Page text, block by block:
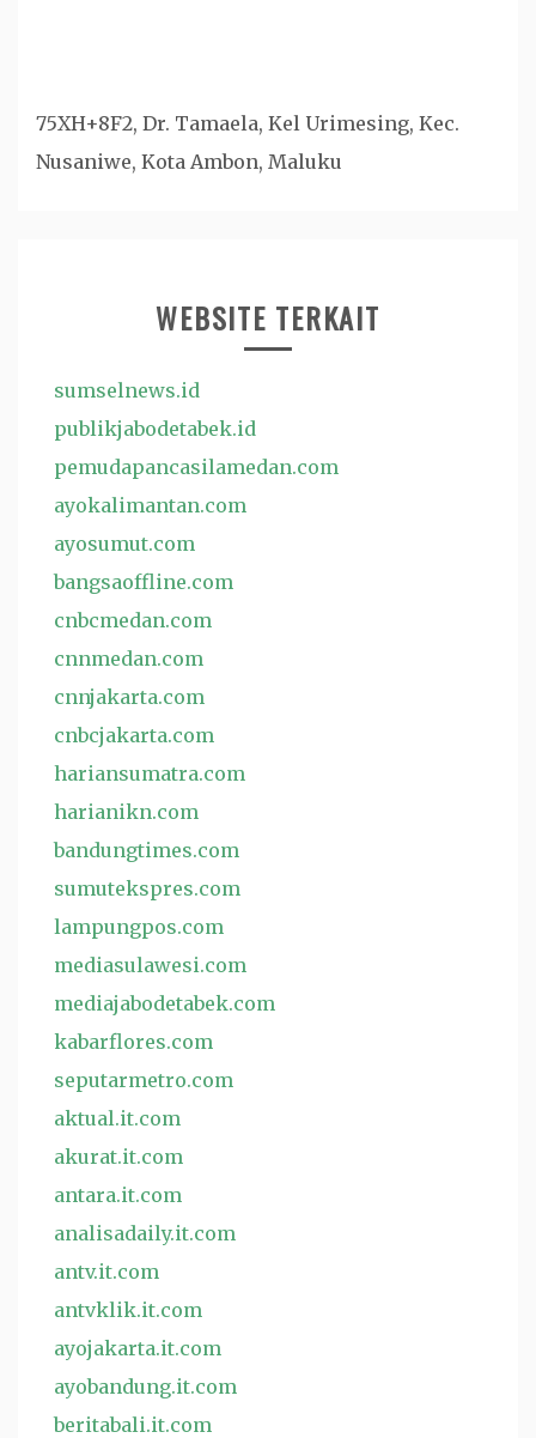
75XH+8F2, Dr. Tamaela, Kel Urimesing, Kec.
Nusaniwe, Kota Ambon, Maluku
WEBSITE TERKAIT
sumselnews.id
publikjabodetabek.id
pemudapancasilamedan.com
ayokalimantan.com
ayosumut.com
bangsaoffline.com
cnbcmedan.com
cnnmedan.com
cnnjakarta.com
cnbcjakarta.com
hariansumatra.com
harianikn.com
bandungtimes.com
sumutekspres.com
lampungpos.com
mediasulawesi.com
mediajabodetabek.com
kabarflores.com
seputarmetro.com
aktual.it.com
akurat.it.com
antara.it.com
analisadaily.it.com
antv.it.com
antvklik.it.com
ayojakarta.it.com
ayobandung.it.com
beritabali.it.com